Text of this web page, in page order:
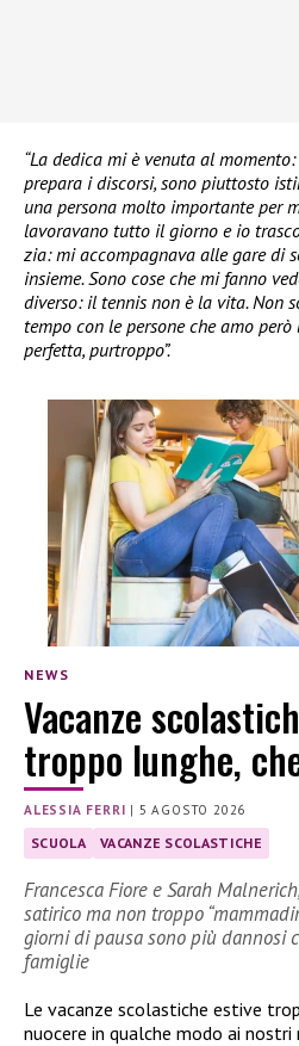
“La dedica mi è venuta al
prepara i discorsi, sono piuttosto
una persona molto importante per
lavoravano tutto il giorno e io
zia: mi accompagnava alle gare di
insieme. Sono cose che mi fanno
diverso: il tennis non è la vita. Non
tempo con le persone che amo
perfetta, purtroppo”.
NEWS
Vacanze
troppo lunghe,
ALESSIA FERRI | 5 AGOSTO 2026
SCUOLA VACANZE SCOLASTICHE
Francesca Fiore e Sarah
satirico ma non troppo
giorni di pausa sono più dannosi
famiglie
Le vacanze scolastiche estive
nuocere in qualche modo ai nostri